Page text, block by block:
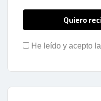
He leído y acepto la